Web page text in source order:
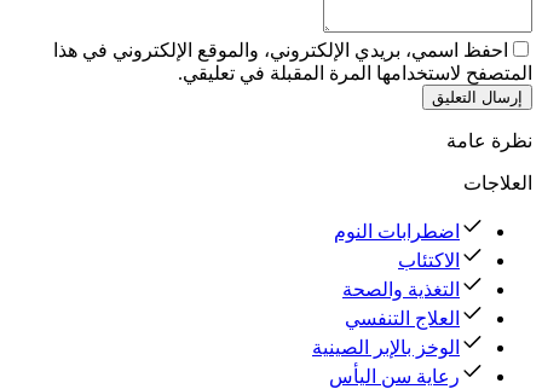
احفظ اسمي، بريدي الإلكتروني، والموقع الإلكتروني في هذا
المتصفح لاستخدامها المرة المقبلة في تعليقي.
إرسال التعليق
نظرة عامة
العلاجات
اضطرابات النوم
الاكتئاب
التغذية والصحة
العلاج التنفسي
الوخز بالإبر الصينية
رعاية سن اليأس